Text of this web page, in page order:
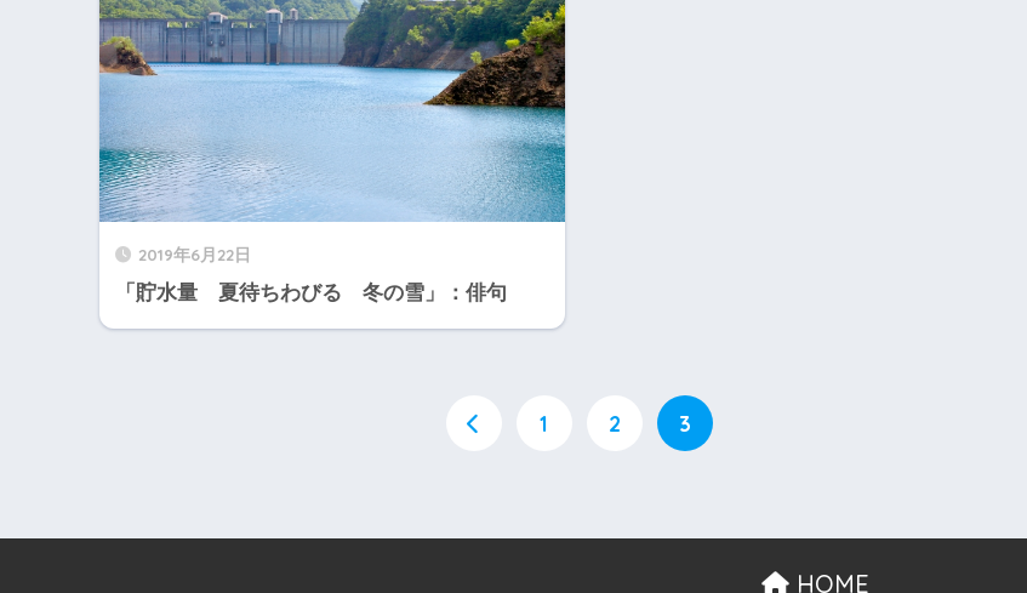
2019年6月22日
「貯水量 夏待ちわびる 冬の雪」：俳句
1 2 3
HOME